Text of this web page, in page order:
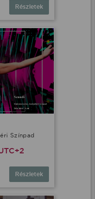
Részletek
Színpad
Részletek